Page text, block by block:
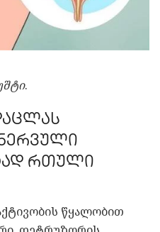
.
რთული
წყალობით